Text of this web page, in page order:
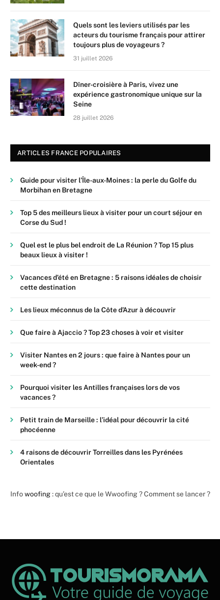
Quels sont les leviers utilisés par les
acteurs du tourisme français pour attirer
toujours plus de voyageurs ?
31 juillet 2026
Dîner-croisière à Paris, vivez une
expérience gastronomique unique sur la
Seine
28 juillet 2026
ARTICLES FRANCE POPULAIRES
Guide pour visiter l’Île-aux-Moines : la perle du Golfe du
Morbihan en Bretagne
Top 5 des meilleurs lieux à visiter pour un court séjour en
Corse du Sud !
Quel est le plus bel endroit de La Réunion ? Top 15 plus
beaux lieux à visiter !
Vacances d’été en Bretagne : 5 raisons idéales de choisir
cette destination
Les lieux méconnus de la Côte d’Azur à découvrir
Que faire à Ajaccio ? Top 23 choses à voir et visiter
Visiter Nantes en 2 jours : que faire à Nantes pour un
week-end ?
Pourquoi visiter les Antilles françaises lors de vos
vacances ?
Petit train de Marseille : l’idéal pour découvrir la cité
phocéenne
4 raisons de découvrir Torreilles dans les Pyrénées
Orientales
Infowoofing: qu’est ce que le Wwoofing ? Comment se lancer ?